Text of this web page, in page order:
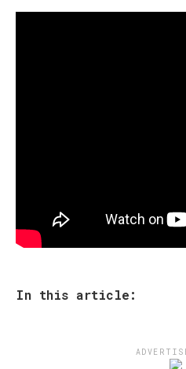
In this article: